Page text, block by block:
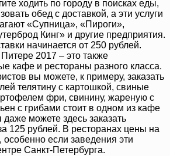
ходить по городу в поисках еды,
обед с доставкой, а эти услуги
«Супница», «Пироги»,
Кинг» и другие предприятия.
начинается от 250 рублей.
2017 – это также
кафе и рестораны разного класса.
вы можете, к примеру, заказать
телятину с картошкой, свиные
фри, свинину, жареную с
с грибами стоит в одном из кафе
можете здесь заказать
125 рублей. В ресторанах цены на
если заведения эти
Санкт-Петербурга.